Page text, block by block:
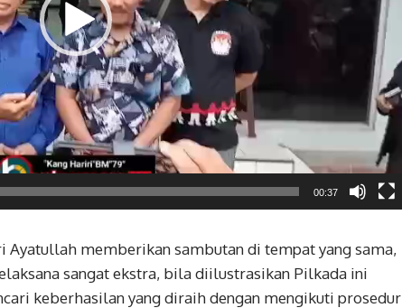
00:37
Ayatullah memberikan sambutan di tempat yang sama,
sangat ekstra, bila diilustrasikan Pilkada ini
keberhasilan yang diraih dengan mengikuti prosedur